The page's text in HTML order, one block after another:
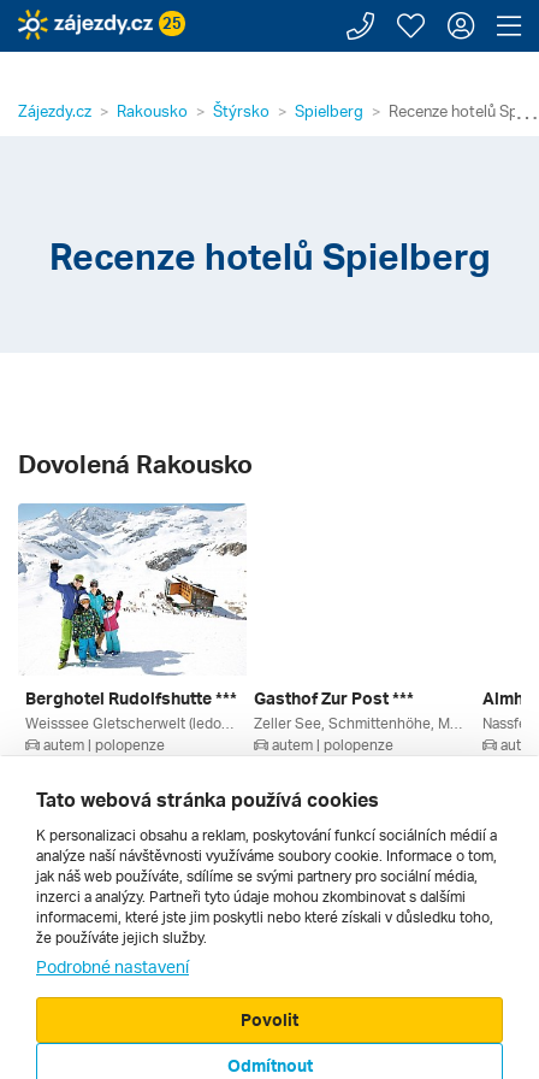
25 Zavolejte
Moje
⋯
Zájezdy.cz Rakousko Štýrsko Spielberg Recenze hotelů
Recenze hotelů Spielberg
Dovolená Rakousko
Berghotel Rudolfshutte ***
autem | polopenze
9 210 Kč
Gasthof Zur Post ***
autem | polopenze
6 570 Kč
Všechny
Cestopisy
Tato webová stránka používá cookies
K personalizaci obsahu a reklam, poskytování funkcí sociálních médií a
analýze naší návštěvnosti využíváme soubory cookie. Informace o tom,
jak náš web používáte, sdílíme se svými partnery pro sociální média,
inzerci a analýzy. Partneři tyto údaje mohou zkombinovat s dalšími
informacemi, které jste jim poskytli nebo které získali v důsledku toho,
že používáte jejich služby.
Podrobné nastavení
Odmítnout
Povolit